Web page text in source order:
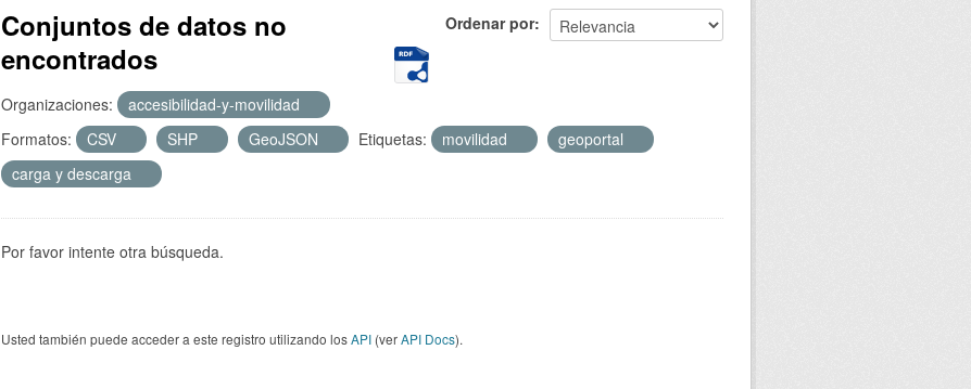
Ordenar por
Conjuntos de datos no
encontrados
Organizaciones:
accesibilidad-y-movilidad
Formatos:
CSV SHP GeoJSON Etiquetas: movilidad
geoportal
carga y descarga
Por favor intente otra búsqueda.
Usted también puede acceder a este registro utilizando losAPI (verAPI Docs).